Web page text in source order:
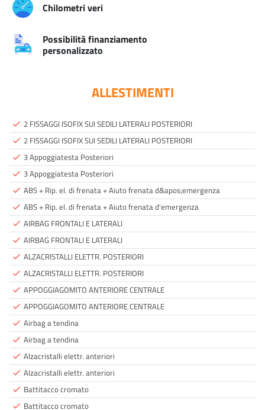
Chilometri veri
Possibilità finanziamento
personalizzato
ALLESTIMENTI
done 2 FISSAGGI ISOFIX SUI SEDILI LATERALI POSTERIORI
done 2 FISSAGGI ISOFIX SUI SEDILI LATERALI POSTERIORI
done 3 Appoggiatesta Posteriori
done 3 Appoggiatesta Posteriori
done ABS + Rip. el. di frenata + Aiuto frenata d&apos;emergenza
done ABS + Rip. el. di frenata + Aiuto frenata d'emergenza
done AIRBAG FRONTALI E LATERALI
done AIRBAG FRONTALI E LATERALI
done ALZACRISTALLI ELETTR. POSTERIORI
done ALZACRISTALLI ELETTR. POSTERIORI
done APPOGGIAGOMITO ANTERIORE CENTRALE
done APPOGGIAGOMITO ANTERIORE CENTRALE
done Airbag a tendina
done Airbag a tendina
done Alzacristalli elettr. anteriori
done Alzacristalli elettr. anteriori
done Battitacco cromato
done Battitacco cromato